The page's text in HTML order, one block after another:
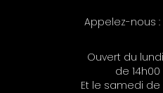
Appelez-nous :
Ouvert du
de 14h00
Et le samedi de